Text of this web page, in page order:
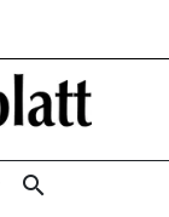
search